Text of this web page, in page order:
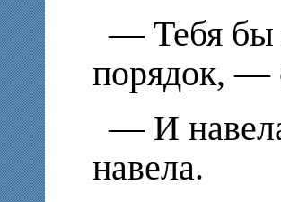
— Тебя бы
порядок, —
— И
навела.